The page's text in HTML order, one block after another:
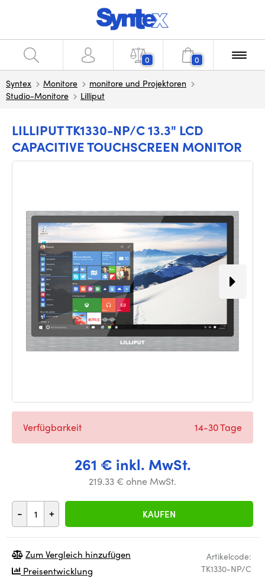
0 0
Syntex Monitore
monitore und Projektoren
Studio-Monitore
Lilliput
LILLIPUT TK1330-NP/C 13.3" LCD
CAPACITIVE TOUCHSCREEN MONITOR
261 € inkl. MwSt.
219.33 € ohne MwSt.
- + KAUFEN
Verfügbarkeit 14-30 Tage
Artikelcode:
TK1330-NP/C
Zum Vergleich hinzufügen
Preisentwicklung